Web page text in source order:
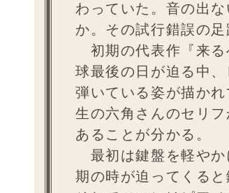
わっていた。音の出
か。その試行錯誤の足
初期の代表作『来る
球最後の日が迫る中
弾いている姿が描か
生の六角さんのセリ
あることが分かる。
最初は鍵盤を軽やか
期の時が迫ってくる